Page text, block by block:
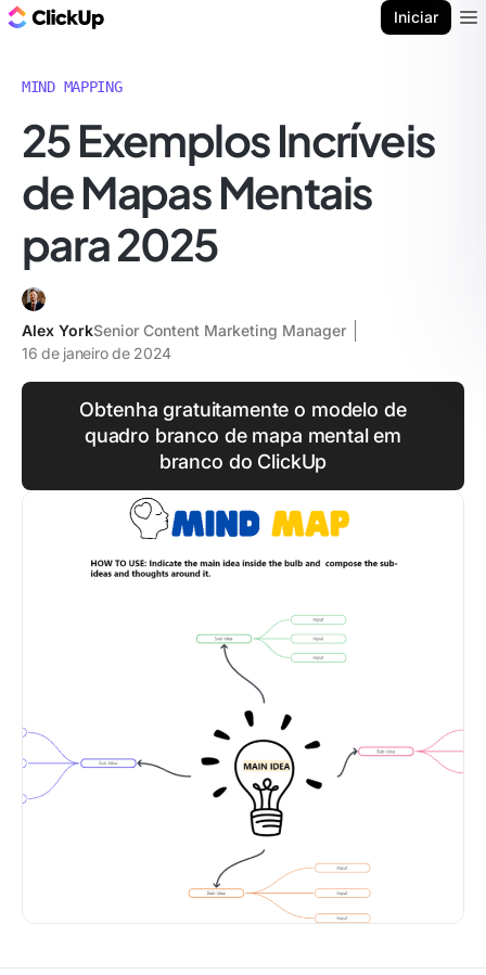
Iniciar
MIND MAPPING
25 Exemplos Incríveis
de Mapas Mentais
para 2025
Alex YorkSenior Content Marketing Manager
16 de janeiro de 2024
Obtenha gratuitamente o modelo de
quadro branco de mapa mental em
branco do ClickUp